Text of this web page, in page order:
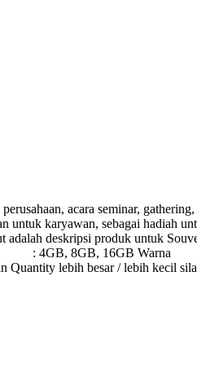
acara seminar,
untuk karyawan, sebagai hadiah
adalah deskripsi produk untuk
8GB, 16GB Warna :
Quantity lebih besar / lebih kecil